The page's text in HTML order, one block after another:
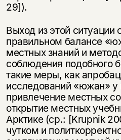
29]).
Выход из этой ситуации
правильном балансе
местных знаний и
соблюдения подобного
такие меры, как
исследований «южан»
привлечение местных
открытие местных
Арктике (ср.: [Krupnik
чутком и